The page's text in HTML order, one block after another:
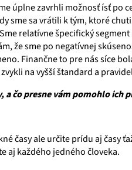
úplne zavrhli možnosť ísť po
sme sa vrátili k tým, ktoré
relatívne špecifický
že sme po negatívnej
Finančne to pre nás síce
na vyšší štandard a
a čo presne vám pomohlo ich
časy ale určite prídu aj časy
aj každého jedného človeka.